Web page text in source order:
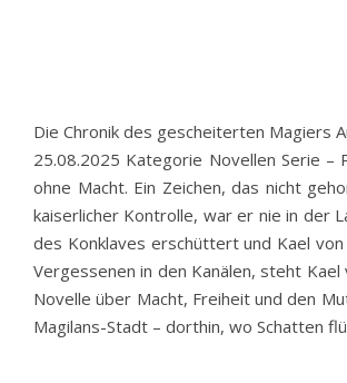
Die Chronik des gescheiterten Magiers
25.08.2025 Kategorie Novellen Serie –
ohne Macht. Ein Zeichen, das nicht
kaiserlicher Kontrolle, war er nie in der
des Konklaves erschüttert und Kael
Vergessenen in den Kanälen, steht
Novelle über Macht, Freiheit und den
Magilans-Stadt – dorthin, wo Schatten